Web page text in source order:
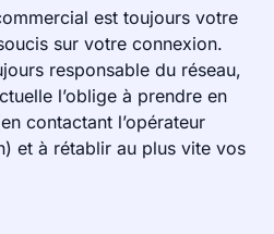
est toujours votre
sur votre connexion.
responsable du réseau,
l’oblige à prendre en
contactant l’opérateur
et à rétablir au plus vite vos